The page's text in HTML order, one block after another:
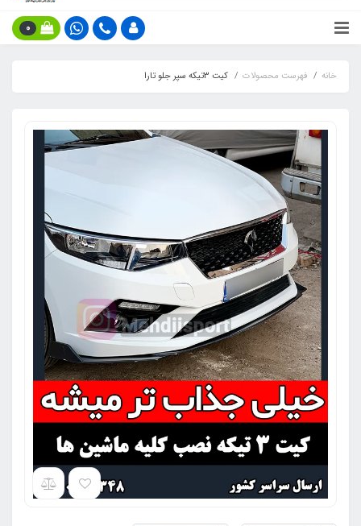
0
خانه فهرست محصولات کیت 3تیکه سپر جلو تارا